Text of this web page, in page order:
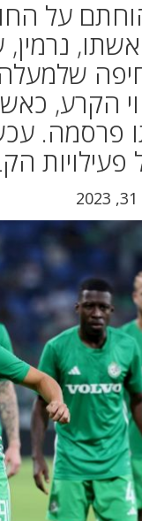
על
הקרע,
פעילויות